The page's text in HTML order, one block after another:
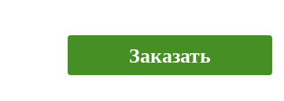
Заказать